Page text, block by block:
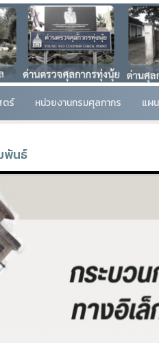
ร์ หน่วยงานกรมศุลกากร แผ
พันธ์